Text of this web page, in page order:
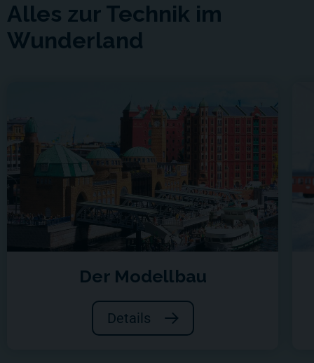
Alles zur Technik im
Wunderland
Der Modellbau
Details